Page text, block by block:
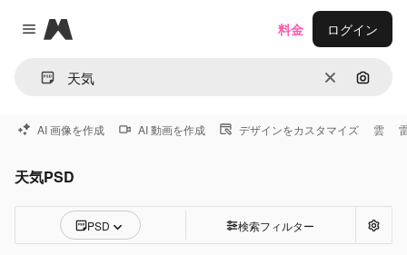
Close menu
Magnific
消去 画像で
料金 ログイン
AI 画像を作成 AI 動画を作成 デザインをカスタマイズ 雲
天気PSD
PSD 検索フィルター